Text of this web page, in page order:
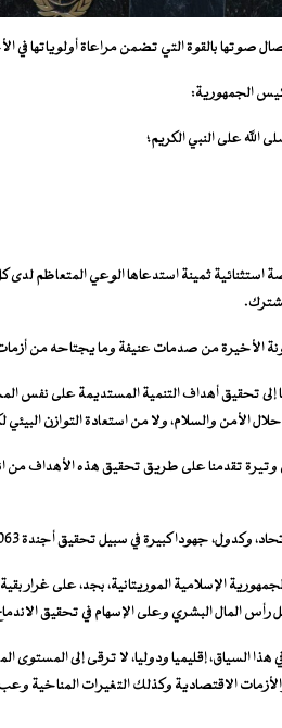
صوتها بالقوة التي تضمن مراعاة أولوياتها في
الجمهورية:
الله على النبي الكريم؛
ثمينة استدعاها الوعي المتعاظم
الأخيرة من صدمات عنيفة وما يجتاحه من
إلى تحقيق أهداف التنمية المستديمة على نفس
الأمن والسلام، ولا من استعادة التوازن
وتيرة تقدمنا على طريق تحقيق هذه الأهداف من
كبيرة في سبيل تحقيق أجندة 2063 المنسجمة تماما مع أهداف التنمية المستديمة.
الإسلامية الموريتانية، بجد، على غرار
المال البشري وعلى الإسهام في تحقيق
هذا السياق، إقليميا ودوليا، لا ترقى إلى
الاقتصادية وكذلك التغيرات المناخية